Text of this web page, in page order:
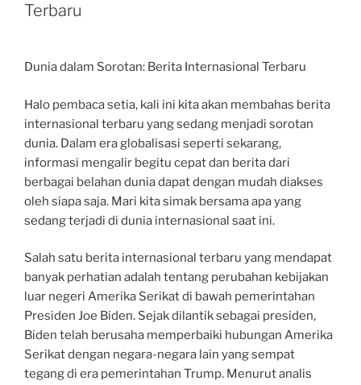
Terbaru
Dunia dalam Sorotan: Berita Internasional Terbaru
Halo pembaca setia, kali ini kita akan membahas berita
internasional terbaru yang sedang menjadi sorotan
dunia. Dalam era globalisasi seperti sekarang,
informasi mengalir begitu cepat dan berita dari
berbagai belahan dunia dapat dengan mudah diakses
oleh siapa saja. Mari kita simak bersama apa yang
sedang terjadi di dunia internasional saat ini.
Salah satu berita internasional terbaru yang mendapat
banyak perhatian adalah tentang perubahan kebijakan
luar negeri Amerika Serikat di bawah pemerintahan
Presiden Joe Biden. Sejak dilantik sebagai presiden,
Biden telah berusaha memperbaiki hubungan Amerika
Serikat dengan negara-negara lain yang sempat
tegang di era pemerintahan Trump. Menurut analis